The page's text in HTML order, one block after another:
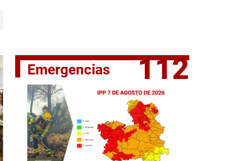
El jefe del Ejecutivo castellanomanchego, Emiliano García-
Emergencias 112